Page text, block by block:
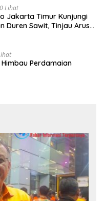
Lihat
Jakarta Timur Kunjungi
Duren Sawit, Tinjau Arus
Perdamaian